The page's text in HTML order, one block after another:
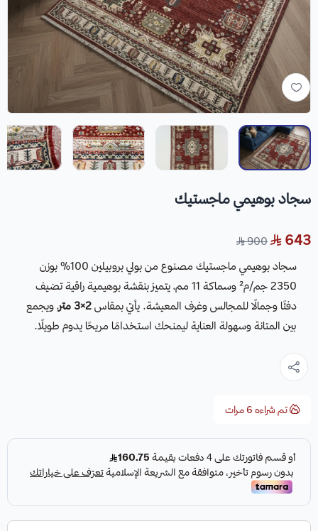
سجاد بوهيمي ماجستيك
643
900
سجاد بوهيمي ماجستيك مصنوع من بولي بروبيلين 100% بوزن
2350 جم/م² وسماكة 11 مم، يتميز بنقشة بوهيمية راقية تضيف
دفئًا وجمالًا للمجالس وغرف المعيشة. يأتي بمقاس 2×3 متر
، ويجمع
بين المتانة وسهولة العناية ليمنحك استخدامًا مريحًا يدوم طويلًا.
تم شراءه 6 مرات